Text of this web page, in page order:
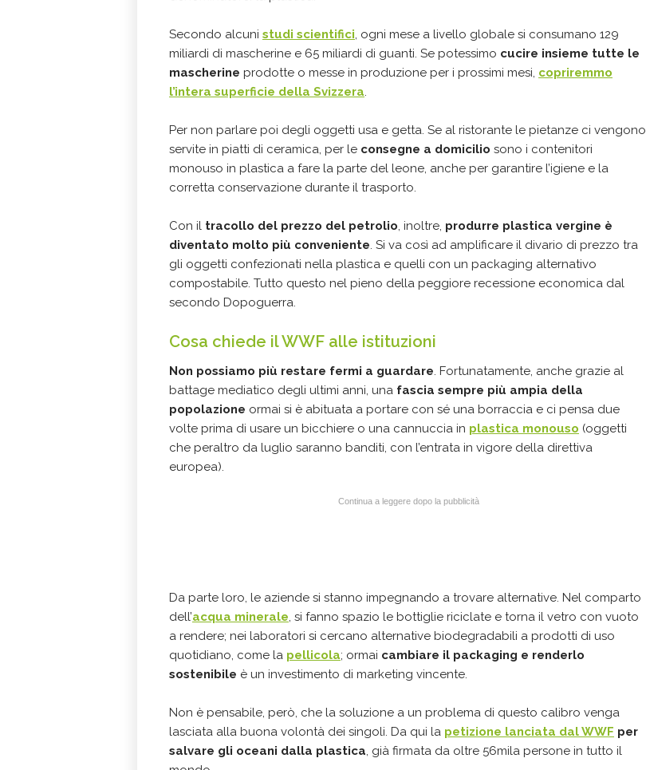
Secondo alcuni studi scientifici , ogni mese a livello globale si consumano 129
miliardi di mascherine e 65 miliardi di guanti. Se potessimo cucire insieme tutte le
mascherine prodotte o messe in produzione per i prossimi mesi, copriremmo
l’intera superficie della Svizzera
Per non parlare poi degli oggetti usa e getta. Se al ristorante le pietanze ci vengono
servite in piatti di ceramica, per le consegne a domicilio sono i contenitori
monouso in plastica a fare la parte del leone, anche per garantire l’igiene e la
corretta conservazione durante il trasporto.
Con il tracollo del prezzo del petrolio , inoltre, produrre plastica vergine è
diventato molto più conveniente . Si va così ad amplificare il divario di prezzo tra
gli oggetti confezionati nella plastica e quelli con un packaging alternativo
compostabile. Tutto questo nel pieno della peggiore recessione economica dal
secondo Dopoguerra.
Cosa chiede il WWF alle istituzioni
Non possiamo più restare fermi a guardare . Fortunatamente, anche grazie al
battage mediatico degli ultimi anni, una fascia sempre più ampia della
popolazione ormai si è abituata a portare con sé una borraccia e ci pensa due
volte prima di usare un bicchiere o una cannuccia in plastica monouso (oggetti
che peraltro da luglio saranno banditi, con l’entrata in vigore della direttiva
europea).
Continua a leggere dopo la pubblicità
Da parte loro, le aziende si stanno impegnando a trovare alternative. Nel comparto
dell’acqua minerale , si fanno spazio le bottiglie riciclate e torna il vetro con vuoto
a rendere; nei laboratori si cercano alternative biodegradabili a prodotti di uso
quotidiano, come la pellicola; ormai cambiare il packaging e renderlo
sostenibile è un investimento di marketing vincente.
Non è pensabile, però, che la soluzione a un problema di questo calibro venga
lasciata alla buona volontà dei singoli. Da qui la petizione lanciata dal WWF per
salvare gli oceani dalla plastica , già firmata da oltre 56mila persone in tutto il